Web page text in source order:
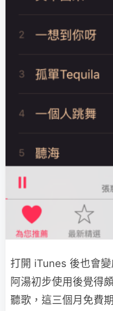
打開 iTunes 後也會變
阿湯初步使用後覺得
聽歌，這三個月免費